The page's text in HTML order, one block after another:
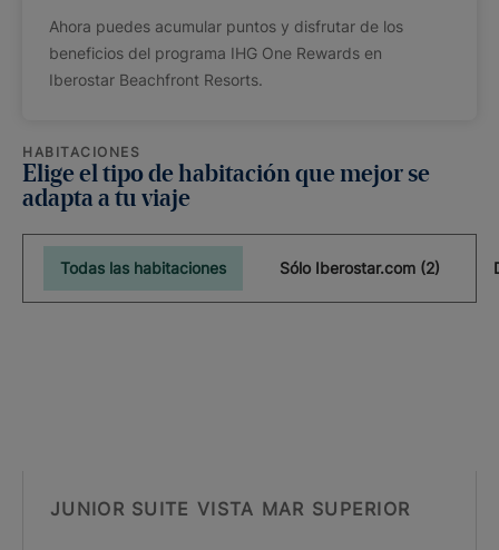
Ahora puedes acumular puntos y disfrutar de los
beneficios del programa IHG One Rewards en
Iberostar Beachfront Resorts.
HABITACIONES
Elige el tipo de habitación que mejor se
adapta a tu viaje
Todas las habitaciones Sólo Iberostar.com (2)
JUNIOR SUITE VISTA MAR SUPERIOR